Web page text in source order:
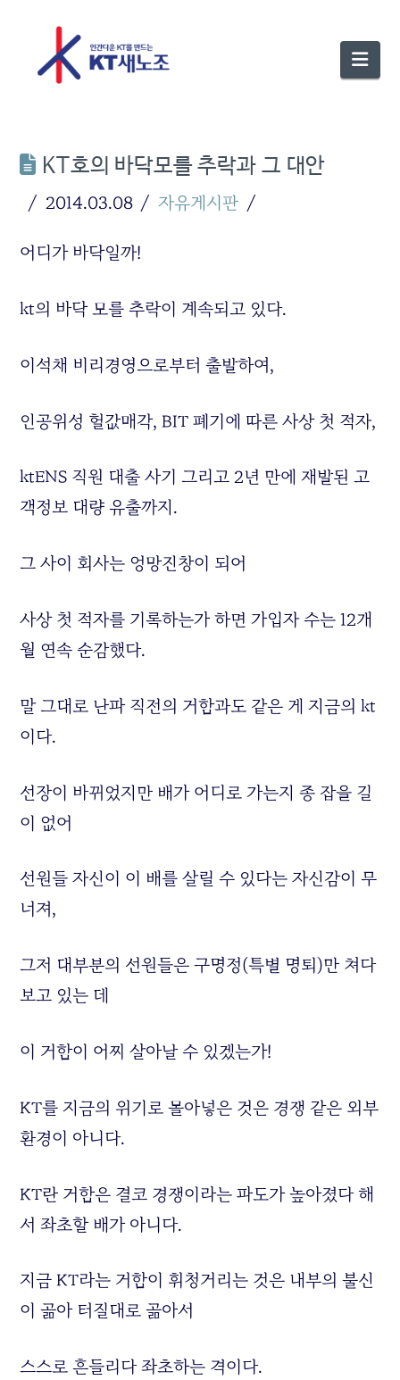
KT호의 바닥모를 추락과 그 대안
2014.03.08 자유게시판
어디가 바닥일까!
kt의 바닥 모를 추락이 계속되고 있다.
이석채 비리경영으로부터 출발하여,
인공위성 헐값매각, BIT 폐기에 따른 사상 첫 적자,
ktENS 직원 대출 사기 그리고 2년 만에 재발된 고
객정보 대량 유출까지.
그 사이 회사는 엉망진창이 되어
사상 첫 적자를 기록하는가 하면 가입자 수는 12개
월 연속 순감했다.
말 그대로 난파 직전의 거함과도 같은 게 지금의 kt
이다.
선장이 바뀌었지만 배가 어디로 가는지 종 잡을 길
이 없어
선원들 자신이 이 배를 살릴 수 있다는 자신감이 무
너져,
그저 대부분의 선원들은 구명정(특별 명퇴)만 쳐다
보고 있는 데
이 거함이 어찌 살아날 수 있겠는가!
KT를 지금의 위기로 몰아넣은 것은 경쟁 같은 외부
환경이 아니다.
KT란 거함은 결코 경쟁이라는 파도가 높아졌다 해
서 좌초할 배가 아니다.
지금 KT라는 거함이 휘청거리는 것은 내부의 불신
이 곪아 터질대로 곪아서
스스로 흔들리다 좌초하는 격이다.